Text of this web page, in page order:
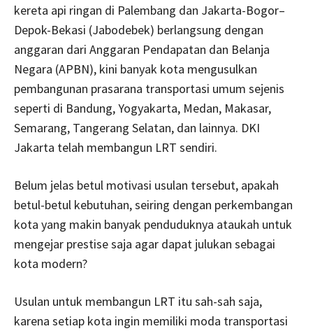
kereta api ringan di Palembang dan Jakarta-Bogor–
Depok-Bekasi (Jabodebek) berlangsung dengan
anggaran dari Anggaran Pendapatan dan Belanja
Negara (APBN), kini banyak kota mengusulkan
pembangunan prasarana transportasi umum sejenis
seperti di Bandung, Yogyakarta, Medan, Makasar,
Semarang, Tangerang Selatan, dan lainnya. DKI
Jakarta telah membangun LRT sendiri.
Belum jelas betul motivasi usulan tersebut, apakah
betul-betul kebutuhan, seiring dengan perkembangan
kota yang makin banyak penduduknya ataukah untuk
mengejar prestise saja agar dapat julukan sebagai
kota modern?
Usulan untuk membangun LRT itu sah-sah saja,
karena setiap kota ingin memiliki moda transportasi